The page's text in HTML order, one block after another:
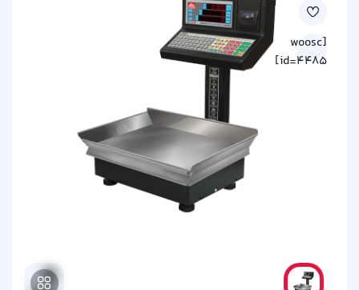
[woosc
id=4485]